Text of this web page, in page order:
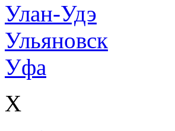
Улан-Удэ
Ульяновск
Уфа
Х